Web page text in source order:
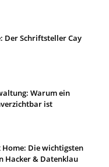
Der Schriftsteller Cay
Warum ein
ist
Die wichtigsten
Hacker & Datenklau